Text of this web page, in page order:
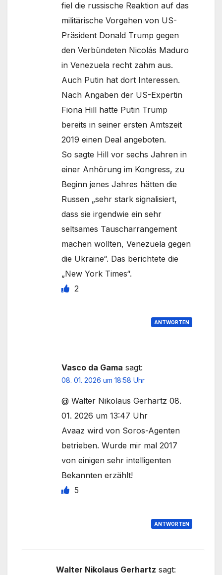
fiel die russische Reaktion auf das
militärische Vorgehen von US-
Präsident Donald Trump gegen
den Verbündeten Nicolás Maduro
in Venezuela recht zahm aus.
Auch Putin hat dort Interessen.
Nach Angaben der US-Expertin
Fiona Hill hatte Putin Trump
bereits in seiner ersten Amtszeit
2019 einen Deal angeboten.
So sagte Hill vor sechs Jahren in
einer Anhörung im Kongress, zu
Beginn jenes Jahres hätten die
Russen „sehr stark signalisiert,
dass sie irgendwie ein sehr
seltsames Tauscharrangement
machen wollten, Venezuela gegen
die Ukraine“. Das berichtete die
„New York Times“.
2
ANTWORTEN
Vasco da Gama sagt:
08. 01. 2026 um 18:58 Uhr
@ Walter Nikolaus Gerhartz 08.
01. 2026 um 13:47 Uhr
Avaaz wird von Soros-Agenten
betrieben. Wurde mir mal 2017
von einigen sehr intelligenten
Bekannten erzählt!
5
ANTWORTEN
Walter Nikolaus Gerhartz sagt: